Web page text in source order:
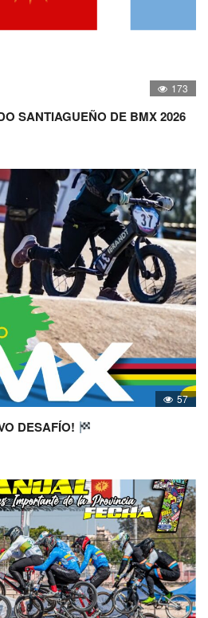
173
SANTIAGUEÑO DE BMX 2026
57
DESAFÍO!